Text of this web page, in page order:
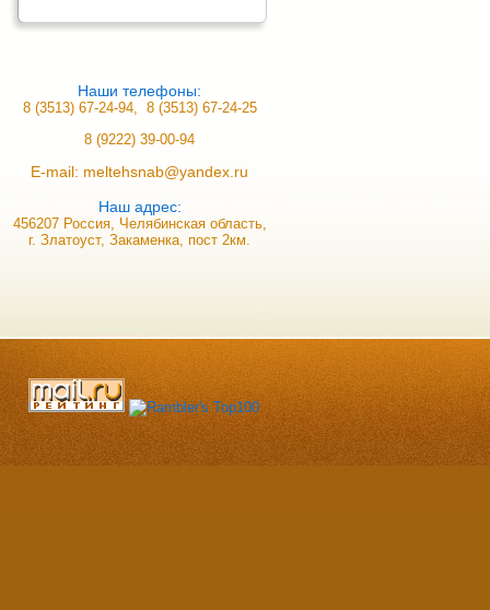
Наши телефоны:
8 (3513) 67-24-94, 8 (3513) 67-24-25
8 (9222) 39-00-94
E-mail: meltehsnab@yandex.ru
Наш адрес:
456207 Россия, Челябинская область,
г. Златоуст, Закаменка, пост 2км.